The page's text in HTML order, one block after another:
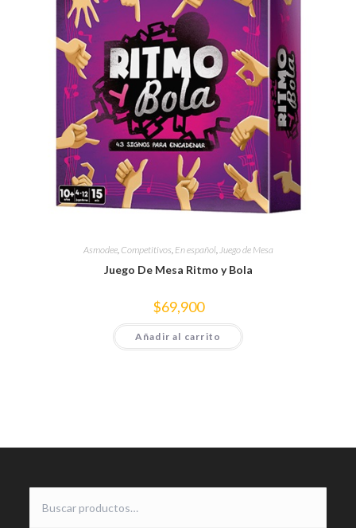
Asmodee, Competitivos En español, Juego de Mesa
Juego De Mesa Ritmo y Bola
$69,900
Añadir al carrito